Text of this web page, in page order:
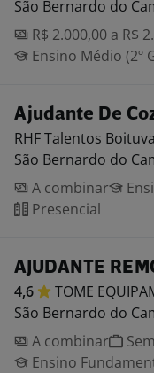
São Bernardo do
R$ 2.000,00 a R$
Ensino Médio (2º
Ajudante De
RHF Talentos
São Bernardo do
A combinar
Presencial
AJUDANTE
4,6 TOME
São Bernardo do
A combinar
Ensino